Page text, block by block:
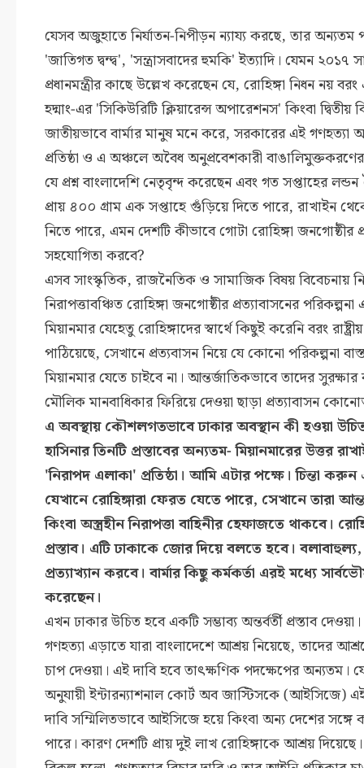
যেসব অজুহাতে নির্যাতন-নিপীড়ন ন্যায্য করছে, তার অন্যতম
'জাতিগত দ্বন্দ্ব', 'সন্ত্রাসবাদের হুমকি' ইত্যাদি। যেমন
প্রধানমন্ত্রীর কাছে উল্লেখ করেছেন যে, রোহিঙ্গা নিধন নয়
হদ্মাং-এর 'সিকিউরিটি ক্লিয়ারেন্স অপারেশনস' কিংবা দ্বিতীয়
জাতীয়ভাবে বার্মার মানুষ মনে করে, সরকারের এই গণহত্যা
প্রতিষ্ঠা ও এ অঞ্চলে অবৈধ অনুপ্রবেশকারী
যে প্রশ্ন বাংলাদেশি নেতৃবৃন্দ করেছেন এবং গত সপ্তাহের
প্রায় ৪০০ গ্রাম এক সপ্তাহে গুঁড়িয়ে দিতে পারে, রাখাইন
নিতে পারে, এমন দেশটি কীভাবে গোটা রোহিঙ্গা জনগোষ্ঠীর
সহযোগিতা করবে?
এসব সাংস্কৃতিক, রাজনৈতিক ও সামাজিক বিষয় বিবেচনায়
নিরাপত্তাবঞ্চিত রোহিঙ্গা জনগোষ্ঠীর প্রত্যাবাসনের
মিয়ানমার যেহেতু রোহিঙ্গাদের স্বার্থে কিছুই করেনি বরং
পাঠিয়েছে, সেখানে প্রত্যবাসন নিয়ে যে কোনো পরিকল্পনা
মিয়ানমার যেতে চাইবে না। আন্তর্জাতিকভাবে তাদের
মৌলিক মানবাধিকার ফিরিয়ে দেওয়া ছাড়া প্রত্যাবাসন
এ অবস্থায় কৌশলগতভাবে ঢাকার অবস্থান কী হওয়া
হাসিনার তিনটি প্রস্তাবের অন্যতম- মিয়ানমারের উত্তর
'নিরাপদ এলাকা' প্রতিষ্ঠা। আমি এটার পক্ষে। চিন্তা
যেখানে রোহিঙ্গারা ফেরত যেতে পারে, সেখানে তারা
কিংবা অস্ত্রহীন নিরাপত্তা বাহিনীর হেফাজতে থাকবে।
প্রস্তাব। এটি ঢাকাকে জোর দিয়ে বলতে হবে।
প্রত্যাখ্যান করবে। বার্মার কিছু কর্মকর্তা এরই মধ্যে
করেছেন।
এখন ঢাকার উচিত হবে একটি সম্ভাব্য অন্তর্বর্তী প্রস্তাব
গণহত্যা এড়াতে যারা বাংলাদেশে আশ্রয় নিয়েছে, তাদের
চাপ দেওয়া। এই দাবি হবে তাৎক্ষণিক পদক্ষেপের অন্যতম।
অনুযায়ী ইন্টারন্যাশনাল কোর্ট অব জাস্টিসকে (আইসিজে)
দাবি সম্মিলিতভাবে আইসিজে হয়ে কিংবা অন্য দেশের
পারে। কারণ দেশটি প্রায় দুই লাখ রোহিঙ্গাকে আশ্রয় দিয়েছে।